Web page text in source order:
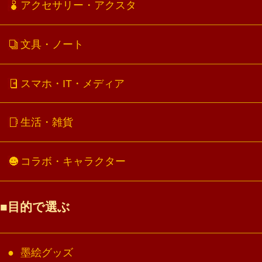
アクセサリー・アクスタ
文具・ノート
スマホ・IT・メディア
生活・雑貨
コラボ・キャラクター
目的で選ぶ
墨絵グッズ